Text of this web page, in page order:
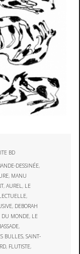
BD
DESSINÉE,
, MANU
,AUREL, LE
,
, DEBORAH
DU MONDE, LE
,
BULLES,SAINT-
, FLUTISTE,